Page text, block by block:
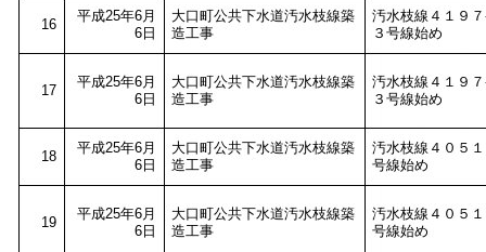
16
平成25年6月
6日
大口町公共下水道汚水枝線築
造工事
汚水枝線４１９
３号線始め
17
平成25年6月
6日
大口町公共下水道汚水枝線築
造工事
汚水枝線４１９
３号線始め
18
平成25年6月
6日
大口町公共下水道汚水枝線築
造工事
汚水枝線４０５１
号線始め
19
平成25年6月
6日
大口町公共下水道汚水枝線築
造工事
汚水枝線４０５１
号線始め